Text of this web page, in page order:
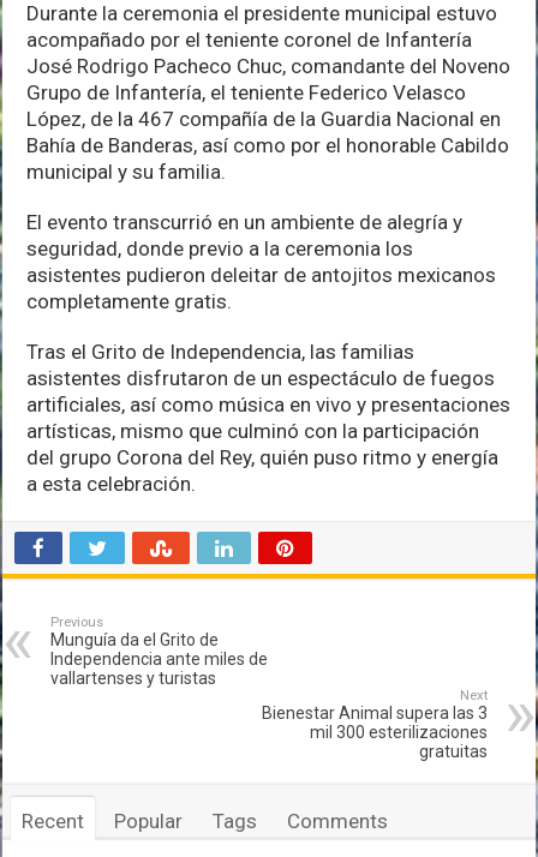
Durante la ceremonia el presidente municipal estuvo
acompañado por el teniente coronel de Infantería
José Rodrigo Pacheco Chuc, comandante del Noveno
Grupo de Infantería, el teniente Federico Velasco
López, de la 467 compañía de la Guardia Nacional en
Bahía de Banderas, así como por el honorable Cabildo
municipal y su familia.
El evento transcurrió en un ambiente de alegría y
seguridad, donde previo a la ceremonia los
asistentes pudieron deleitar de antojitos mexicanos
completamente gratis.
Tras el Grito de Independencia, las familias
asistentes disfrutaron de un espectáculo de fuegos
artificiales, así como música en vivo y presentaciones
artísticas, mismo que culminó con la participación
del grupo Corona del Rey, quién puso ritmo y energía
a esta celebración.
Previous
Munguía da el Grito de
Independencia ante miles de
vallartenses y turistas
Next
Bienestar Animal supera las 3
mil 300 esterilizaciones
gratuitas
Recent Popular Tags Comments